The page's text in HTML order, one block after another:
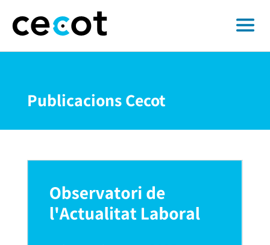
Publicacions Cecot